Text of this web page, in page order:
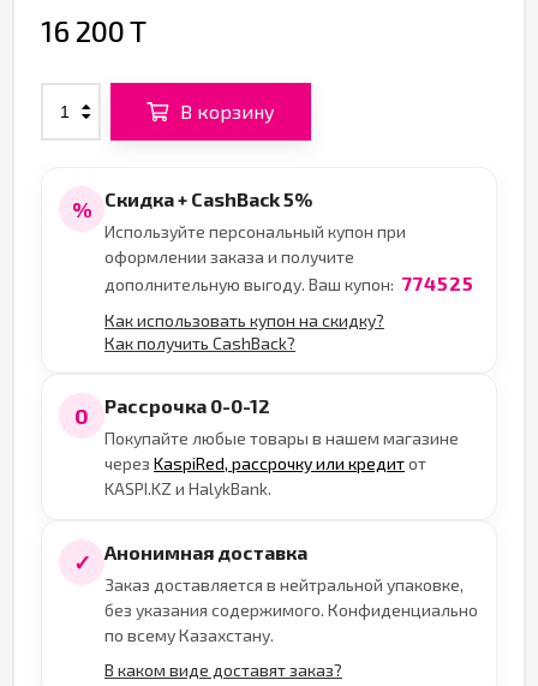
16 200 T
В корзину
% Скидка + CashBack 5%
Используйте персональный купон при
оформлении заказа и получите
дополнительную выгоду. Ваш купон: 774525
Как использовать купон на скидку?
Как получить CashBack?
0 Рассрочка 0-0-12
Покупайте любые товары в нашем магазине
через KaspiRed, рассрочку или кредитот
KASPI.KZ и HalykBank.
✓ Анонимная доставка
Заказ доставляется в нейтральной упаковке,
без указания содержимого. Конфиденциально
по всему Казахстану.
В каком виде доставят заказ?